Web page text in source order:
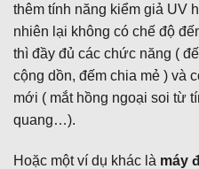
thêm tính năng kiểm giả UV
nhiên lại không có chế độ
thì đầy đủ các chức năng (
cộng dồn, đếm chia mẻ ) và
mới ( mắt hồng ngoại soi từ
quang…).
Hoặc một ví dụ khác là máy